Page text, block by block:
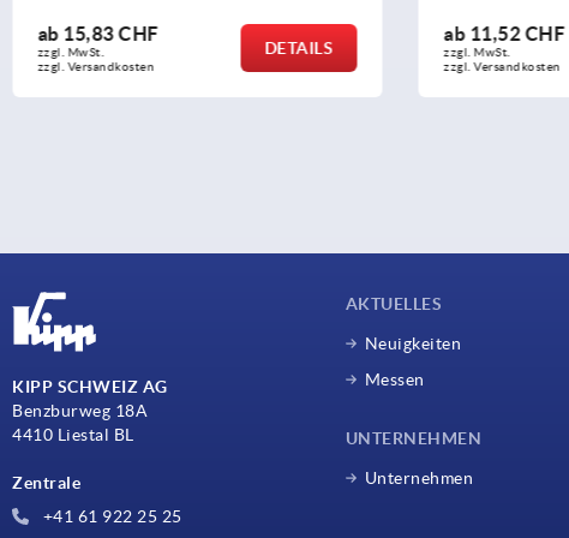
ab 11,52 CHF
zzgl. Versandkosten
ab
KIPP SCHWEIZ AG
Benzburweg 18A
4410 Liestal BL
Zentrale
+41 61 922 25 25
AKTUELLES
Neuigkeiten
Messen
UNTERNEHMEN
Unternehmen